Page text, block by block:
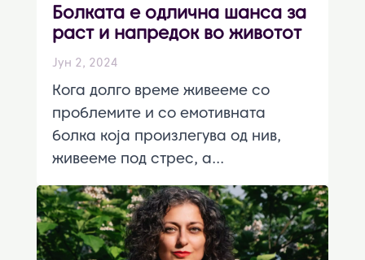
Болката е одлична шанса за
раст и напредок во животот
Јун 2, 2024
Кога долго време живееме со
проблемите и со емотивната
болка која произлегува од нив,
живееме под стрес, а...